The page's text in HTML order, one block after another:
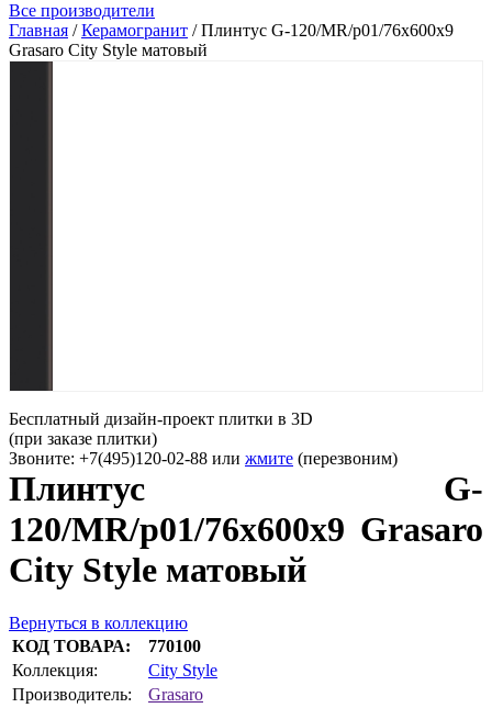
Все производители
Главная /Керамогранит /Плинтус G-120/MR/p01/76x600x9
Grasaro City Style матовый
Бесплатный дизайн-проект плитки в 3D
(при заказе плитки)
Звоните: +7(495)120-02-88 или жмите (перезвоним)
Плинтус G-
120/MR/p01/76x600x9 Grasaro
City Style матовый
Вернуться в коллекцию
КОД ТОВАРА:
770100
Коллекция:
City Style
Производитель:
Grasaro